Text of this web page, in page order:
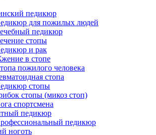
педикюр
для пожилых людей
педикюр
стопы
и рак
в стопе
пожилого человека
стопа
стопы
стопы (микоз стоп)
спортсмена
педикюр
педикюр
ноготь